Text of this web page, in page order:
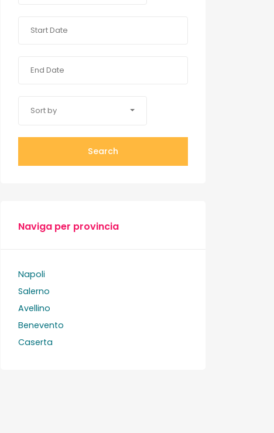
Sort by
Search
Naviga per provincia
Napoli
Salerno
Avellino
Benevento
Caserta